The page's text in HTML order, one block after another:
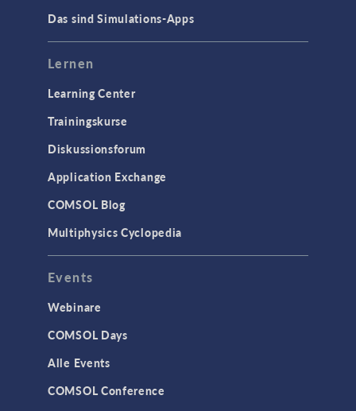
Das sind Simulations-Apps
Lernen
Learning Center
Trainingskurse
Diskussionsforum
Application Exchange
COMSOL Blog
Multiphysics Cyclopedia
Events
Webinare
COMSOL Days
Alle Events
COMSOL Conference